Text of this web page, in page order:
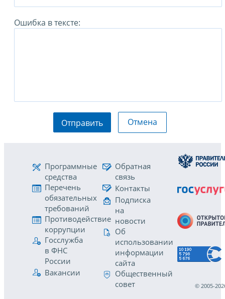
Ошибка в тексте:
Отправить Отмена
Программные
средства
Перечень
обязательных
требований
Противодействие
коррупции
Госслужба
в ФНС
России
Вакансии
Обратная
связь
Контакты
Подписка
на
новости
Об
использовании
информации
сайта
Общественный
совет
© 2005-